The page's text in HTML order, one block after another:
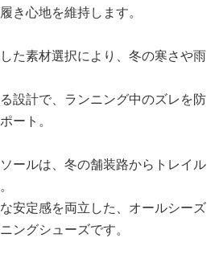
き心地を維持します。
た素材選択により、冬の寒さや雨
設計で、ランニング中のズレを防
ート。
ールは、冬の舗装路からトレイル
安定感を両立した、オールシーズ
ングシューズです。